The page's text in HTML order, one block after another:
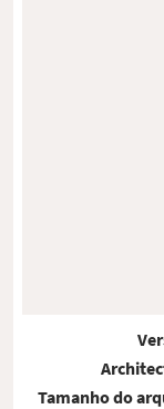
Tamanho do